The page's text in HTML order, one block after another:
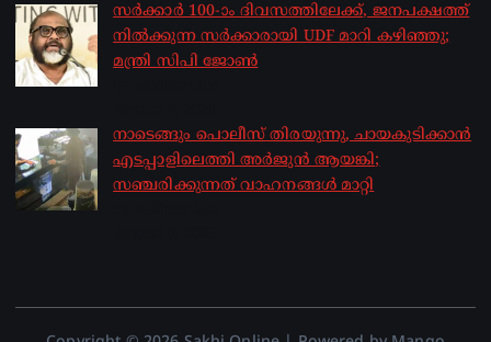
സർക്കാർ 100-ാം ദിവസത്തിലേക്ക്, ജനപക്ഷത്ത്
നിൽക്കുന്ന സർക്കാരായി UDF മാറി കഴിഞ്ഞു;
മന്ത്രി സിപി ജോൺ
നാടെങ്ങും പൊലീസ് തിരയുന്നു, ചായകുടിക്കാൻ
എടപ്പാളിലെത്തി അർജുൻ ആയങ്കി;
സഞ്ചരിക്കുന്നത് വാഹനങ്ങൾ മാറ്റി